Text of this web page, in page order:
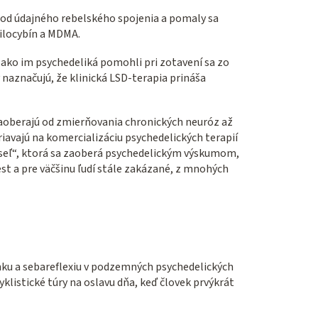
údajného rebelského spojenia a pomaly sa
a MDMA.
im psychedeliká pomohli pri zotavení sa zo
že klinická LSD-terapia prináša
od zmierňovania chronických neuróz až
na komercializáciu psychedelických terapií
ktorá sa zaoberá psychedelickým výskumom,
a pre väčšinu ľudí stále zakázané, z mnohých
a sebareflexiu v podzemných psychedelických
túry na oslavu dňa, keď človek prvýkrát